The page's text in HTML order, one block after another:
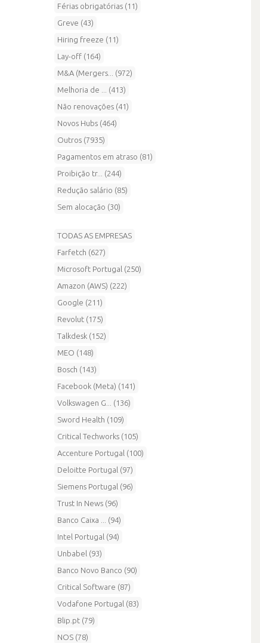
Férias obrigatórias (11)
Greve (43)
Hiring freeze (11)
Lay-off (164)
M&A (Mergers... (972)
Melhoria de ... (413)
Não renovações (41)
Novos Hubs (464)
Outros (7935)
Pagamentos em atraso (81)
Proibição tr... (244)
Redução salário (85)
Sem alocação (30)
TODAS AS EMPRESAS
Farfetch (627)
Microsoft Portugal (250)
Amazon (AWS) (222)
Google (211)
Revolut (175)
Talkdesk (152)
MEO (148)
Bosch (143)
Facebook (Meta) (141)
Volkswagen G... (136)
Sword Health (109)
Critical Techworks (105)
Accenture Portugal (100)
Deloitte Portugal (97)
Siemens Portugal (96)
Trust In News (96)
Banco Caixa ... (94)
Intel Portugal (94)
Unbabel (93)
Banco Novo Banco (90)
Critical Software (87)
Vodafone Portugal (83)
Blip.pt (79)
NOS (78)